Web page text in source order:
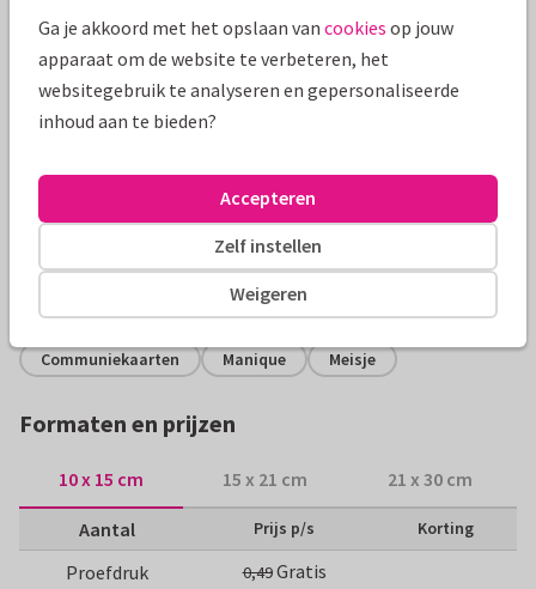
Productinformatie
Stijlvolle uitnodiging voor een communiefeest met een
goudlook tak op de achtergrond en een foto in een abstract
kader. In een mooie roze aardetint.
Alle kaarten zijn helemaal naar wens aan te passen
Communiekaarten Manique Meisje
Formaten en prijzen
10 x 15 cm 15 x 21 cm 21 x 30 cm
Aantal Prijs p/s Korting
Proefdruk 0,49Gratis
Ga je akkoord met het opslaan van cookies op jouw
apparaat om de website te verbeteren, het
websitegebruik te analyseren en gepersonaliseerde
inhoud aan te bieden?
Weigeren
Zelf instellen
Accepteren